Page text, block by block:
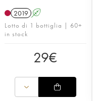
2019 A
Lotto di 1 bottiglia | 60+
in stock
29€